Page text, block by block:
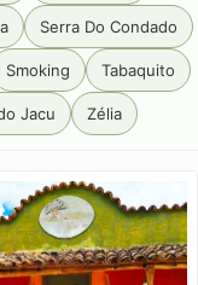
Serra Do Condado
Smoking Tabaquito
Jacu Zélia